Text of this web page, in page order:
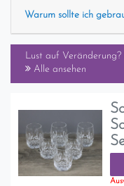
Warum sollte ich
Lust auf Veränderung?
Alle ansehen